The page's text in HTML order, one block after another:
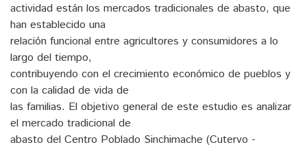
actividad están los mercados tradicionales de abasto, que
han establecido una
relación funcional entre agricultores y consumidores a lo
largo del tiempo,
contribuyendo con el crecimiento económico de pueblos y
con la calidad de vida de
las familias. El objetivo general de este estudio es analizar
el mercado tradicional de
abasto del Centro Poblado Sinchimache (Cutervo -